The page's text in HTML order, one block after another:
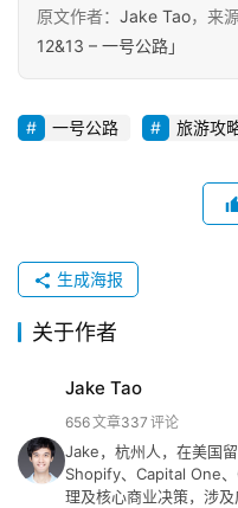
原
行
原文作者： Jake Tao，来源
12&13 – 一号公路」
一号公路 旅游攻
生成海报
关于作者
Jake Tao
656文章337 评论
Jake，杭州人，在美国
Shopify、Capital One
理及核心商业决策，涉